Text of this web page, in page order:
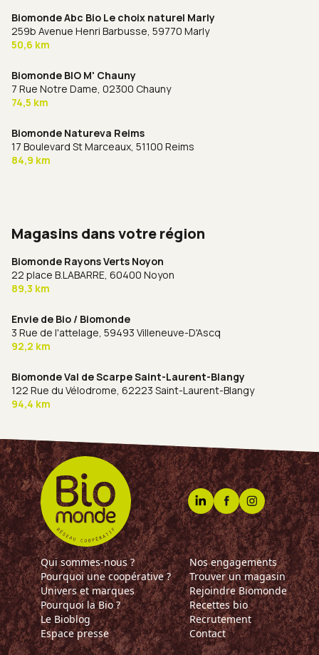
Biomonde Abc Bio Le choix naturel Marly
259b Avenue Henri Barbusse, 59770 Marly
50,6 km
Biomonde BIO M' Chauny
7 Rue Notre Dame, 02300 Chauny
74,5 km
Biomonde Natureva Reims
17 Boulevard St Marceaux, 51100 Reims
84,9 km
Magasins dans votre région
Biomonde Rayons Verts Noyon
22 place B.LABARRE, 60400 Noyon
89,3 km
Envie de Bio / Biomonde
3 Rue de l'attelage, 59493 Villeneuve-D'Ascq
92,2 km
Biomonde Val de Scarpe Saint-Laurent-Blangy
122 Rue du Vélodrome, 62223 Saint-Laurent-Blangy
94,4 km
Qui sommes-nous ?
Nos engagements
Pourquoi une coopérative ?
Trouver un magasin
Univers et marques
Rejoindre Biomonde
Pourquoi la Bio ?
Recettes bio
Le Bioblog
Recrutement
Espace presse
Contact